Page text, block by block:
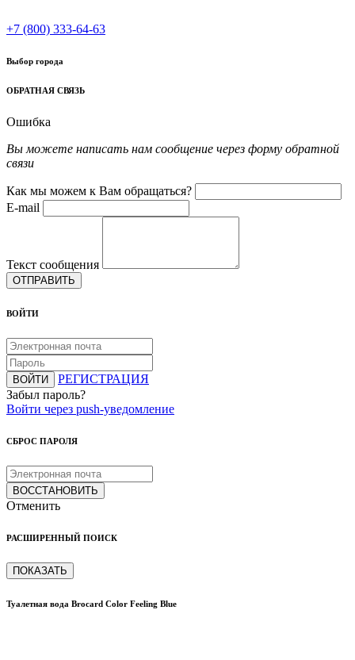
+7 (800) 333-64-63
Выбор города
ОБРАТНАЯ СВЯЗЬ
Ошибка
Вы можете написать нам сообщение через форму обратной
связи
Как мы можем к Вам обращаться?
E-mail
Текст сообщения
ОТПРАВИТЬ
ВОЙТИ
ВОЙТИ
РЕГИСТРАЦИЯ
Забыл пароль?
Войти через push-уведомление
СБРОС ПАРОЛЯ
ВОССТАНОВИТЬ
Отменить
РАСШИРЕННЫЙ ПОИСК
ПОКАЗАТЬ
Туалетная вода Brocard Color Feeling Blue